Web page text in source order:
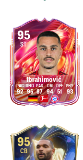
95
ST
Ibrahimović
92 95 87 94 51 93
95
CB